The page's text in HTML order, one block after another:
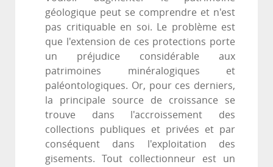
géologique peut se comprendre et n'est
pas critiquable en soi. Le problème est
que l'extension de ces protections porte
un préjudice considérable aux
patrimoines minéralogiques et
paléontologiques. Or, pour ces derniers,
la principale source de croissance se
trouve dans l'accroissement des
collections publiques et privées et par
conséquent dans l'exploitation des
gisements. Tout collectionneur est un